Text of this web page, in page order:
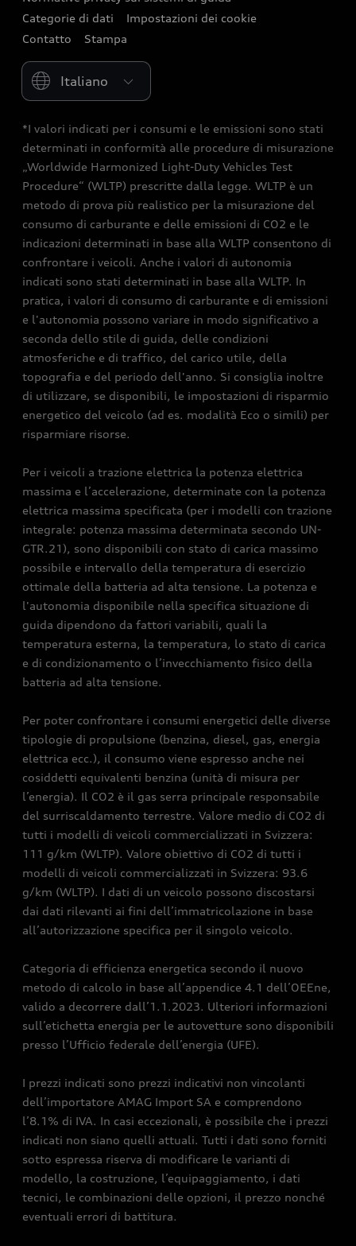
Categorie di dati
Impostazioni dei cookie
Contatto
Stampa
Please select country
*I valori indicati per i consumi e le emissioni sono stati
determinati in conformità alle procedure di misurazione
„Worldwide Harmonized Light-Duty Vehicles Test
Procedure“ (WLTP) prescritte dalla legge. WLTP è un
metodo di prova più realistico per la misurazione del
consumo di carburante e delle emissioni di CO2 e le
indicazioni determinati in base alla WLTP consentono di
confrontare i veicoli. Anche i valori di autonomia
indicati sono stati determinati in base alla WLTP. In
pratica, i valori di consumo di carburante e di emissioni
e l'autonomia possono variare in modo significativo a
seconda dello stile di guida, delle condizioni
atmosferiche e di traffico, del carico utile, della
topografia e del periodo dell'anno. Si consiglia inoltre
di utilizzare, se disponibili, le impostazioni di risparmio
energetico del veicolo (ad es. modalità Eco o simili) per
risparmiare risorse.
Per i veicoli a trazione elettrica la potenza elettrica
massima e l’accelerazione, determinate con la potenza
elettrica massima specificata (per i modelli con trazione
integrale: potenza massima determinata secondo UN-
GTR.21), sono disponibili con stato di carica massimo
possibile e intervallo della temperatura di esercizio
ottimale della batteria ad alta tensione. La potenza e
l'autonomia disponibile nella specifica situazione di
guida dipendono da fattori variabili, quali la
temperatura esterna, la temperatura, lo stato di carica
e di condizionamento o l’invecchiamento fisico della
batteria ad alta tensione.
Per poter confrontare i consumi energetici delle diverse
tipologie di propulsione (benzina, diesel, gas, energia
elettrica ecc.), il consumo viene espresso anche nei
cosiddetti equivalenti benzina (unità di misura per
l’energia). Il CO2 è il gas serra principale responsabile
del surriscaldamento terrestre. Valore medio di CO2 di
tutti i modelli di veicoli commercializzati in Svizzera:
111 g/km (WLTP). Valore obiettivo di CO2 di tutti i
modelli di veicoli commercializzati in Svizzera: 93.6
g/km (WLTP). I dati di un veicolo possono discostarsi
dai dati rilevanti ai fini dell’immatricolazione in base
all’autorizzazione specifica per il singolo veicolo.
Categoria di efficienza energetica secondo il nuovo
metodo di calcolo in base all’appendice 4.1 dell’OEEne,
valido a decorrere dall’1.1.2023. Ulteriori informazioni
sull’etichetta energia per le autovetture sono disponibili
presso l’Ufficio federale dell’energia (UFE).
I prezzi indicati sono prezzi indicativi non vincolanti
dell’importatore AMAG Import SA e comprendono
l’8.1% di IVA. In casi eccezionali, è possibile che i prezzi
indicati non siano quelli attuali. Tutti i dati sono forniti
sotto espressa riserva di modificare le varianti di
modello, la costruzione, l’equipaggiamento, i dati
tecnici, le combinazioni delle opzioni, il prezzo nonché
eventuali errori di battitura.